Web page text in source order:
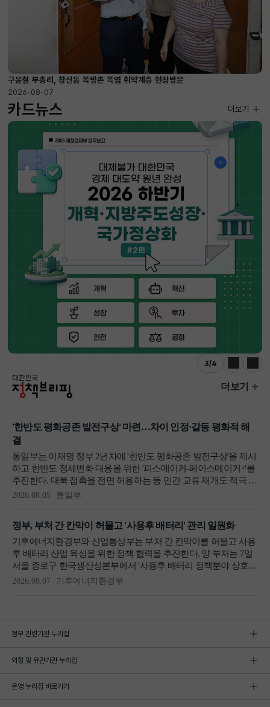
구윤철 부총리, 창신동 쪽방촌 폭염 취약계층 현장방문
2026-08-07
카드뉴스
3/4
이전 다음
더보기
정부 관련기관 누리집
외청 및 유관기관 누리집
운영 누리집 바로가기